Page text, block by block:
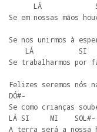
Se em nossas mãos
Se nos unirmos à
Se trabalharmos por
Felizes seremos nós
DÓ#-
Se como crianças
LÁ SI     MI
A terra será a nossa